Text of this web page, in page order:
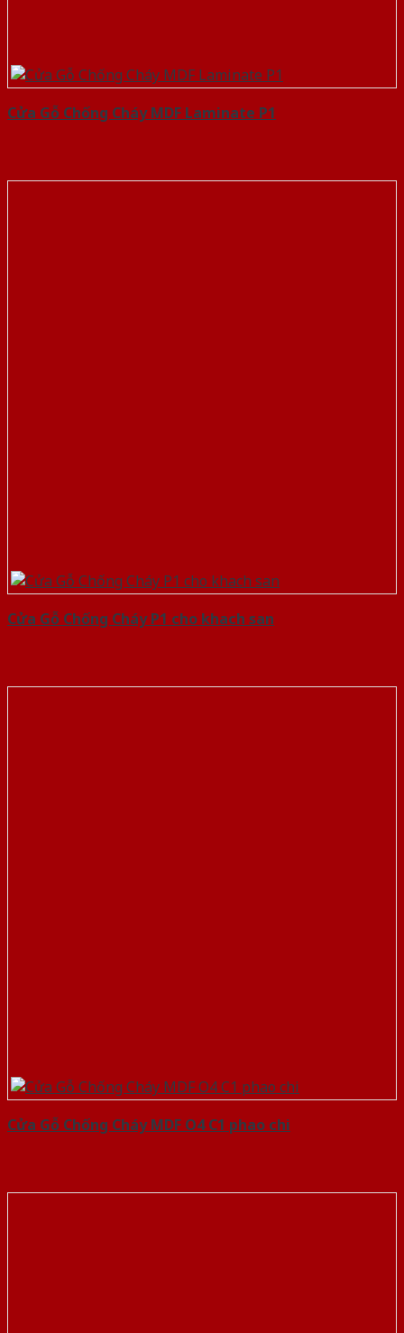
Cửa Gỗ Chống Cháy MDF Laminate P1
Cửa Gỗ Chống Cháy P1 cho khach san
Cửa Gỗ Chống Cháy MDF O4 C1 phao chi